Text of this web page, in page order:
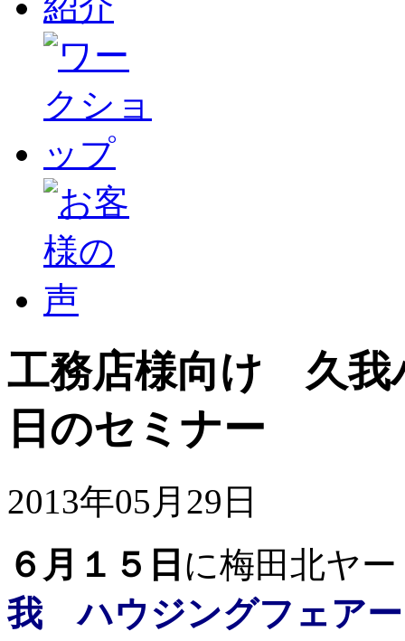
工務店様向け 久
日のセミナー
2013年05月29日
６月１５日 に梅田北ヤ
我 ハウジングフェアー